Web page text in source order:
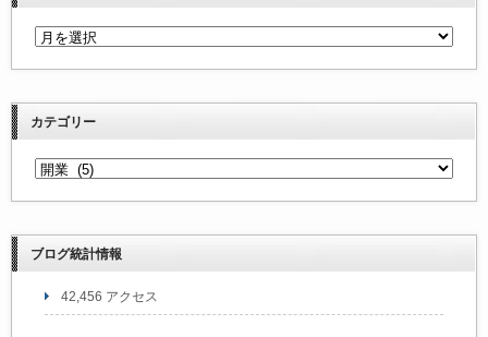
カテゴリー
ブログ統計情報
42,456 アクセス